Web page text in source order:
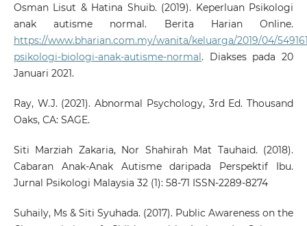
Osman Lisut & Hatina Shuib. (2019). Keperluan Psikologi
anak autisme normal. Berita Harian Online.
https://www.bharian.com.my/wanita/keluarga/2019/04/
psikologi-biologi-anak-autisme-normal. Diakses pada 20
Januari 2021.
Ray, W.J. (2021). Abnormal Psychology, 3rd Ed. Thousand
Oaks, CA: SAGE.
Siti Marziah Zakaria, Nor Shahirah Mat Tauhaid. (2018).
Cabaran Anak-Anak Autisme daripada Perspektif Ibu.
Jurnal Psikologi Malaysia 32 (1): 58-71 ISSN-2289-8274
Suhaily, Ms & Siti Syuhada. (2017). Public Awareness on the